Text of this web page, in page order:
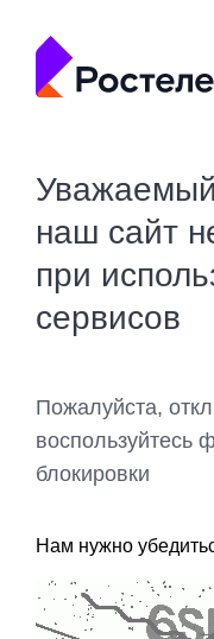
наш сайт
при
сервисов
Пожалуйста,
воспользуйтесь
блокировки
Нам нужно